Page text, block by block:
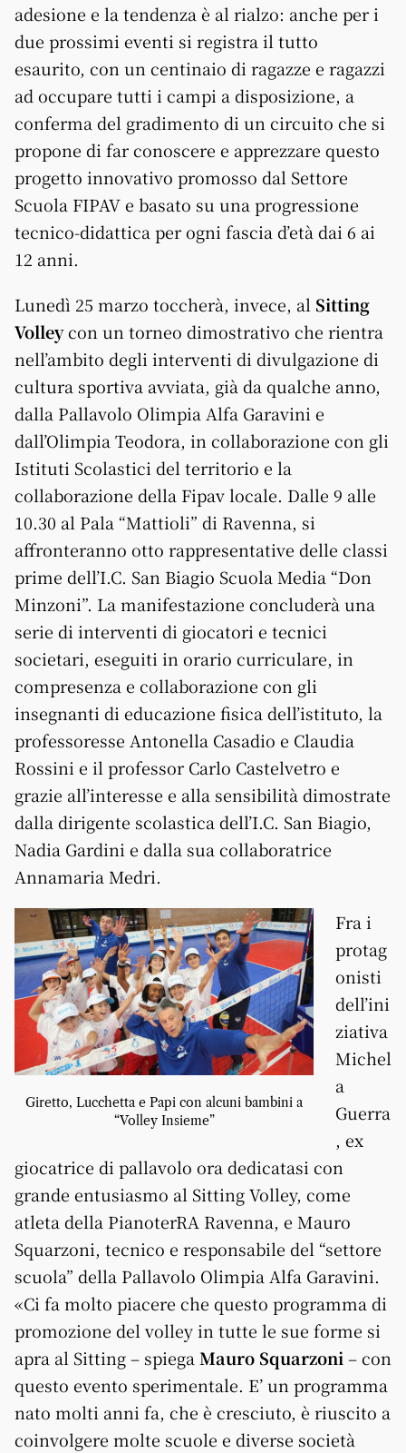
adesione e la tendenza è al rialzo: anche per i
due prossimi eventi si registra il tutto
esaurito, con un centinaio di ragazze e ragazzi
ad occupare tutti i campi a disposizione, a
conferma del gradimento di un circuito che si
propone di far conoscere e apprezzare questo
progetto innovativo promosso dal Settore
Scuola FIPAV e basato su una progressione
tecnico-didattica per ogni fascia d’età dai 6 ai
12 anni.
Lunedì 25 marzo toccherà, invece, al Sitting
Volleycon un torneo dimostrativo che rientra
nell’ambito degli interventi di divulgazione di
cultura sportiva avviata, già da qualche anno,
dalla Pallavolo Olimpia Alfa Garavini e
dall’Olimpia Teodora, in collaborazione con gli
Istituti Scolastici del territorio e la
collaborazione della Fipav locale. Dalle 9 alle
10.30 al Pala “Mattioli” di Ravenna, si
affronteranno otto rappresentative delle classi
prime dell’I.C. San Biagio Scuola Media “Don
Minzoni”. La manifestazione concluderà una
serie di interventi di giocatori e tecnici
societari, eseguiti in orario curriculare, in
compresenza e collaborazione con gli
insegnanti di educazione fisica dell’istituto, la
professoresse Antonella Casadio e Claudia
Rossini e il professor Carlo Castelvetro e
grazie all’interesse e alla sensibilità dimostrate
dalla dirigente scolastica dell’I.C. San Biagio,
Nadia Gardini e dalla sua collaboratrice
Annamaria Medri.
Giretto, Lucchetta e Papi con alcuni bambini a
“Volley Insieme”
Fra i
protag
onisti
dell’ini
ziativa
Michel
a
Guerra
, ex
giocatrice di pallavolo ora dedicatasi con
grande entusiasmo al Sitting Volley, come
atleta della PianoterRA Ravenna, e Mauro
Squarzoni, tecnico e responsabile del “settore
scuola” della Pallavolo Olimpia Alfa Garavini.
«Ci fa molto piacere che questo programma di
promozione del volley in tutte le sue forme si
apra al Sitting – spiega Mauro Squarzoni – con
questo evento sperimentale. E’ un programma
nato molti anni fa, che è cresciuto, è riuscito a
coinvolgere molte scuole e diverse società